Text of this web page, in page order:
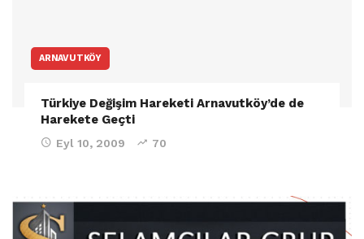
ARNAVUTKÖY
Türkiye Değişim Hareketi Arnavutköy’de de
Harekete Geçti
Eyl 10, 2009 70